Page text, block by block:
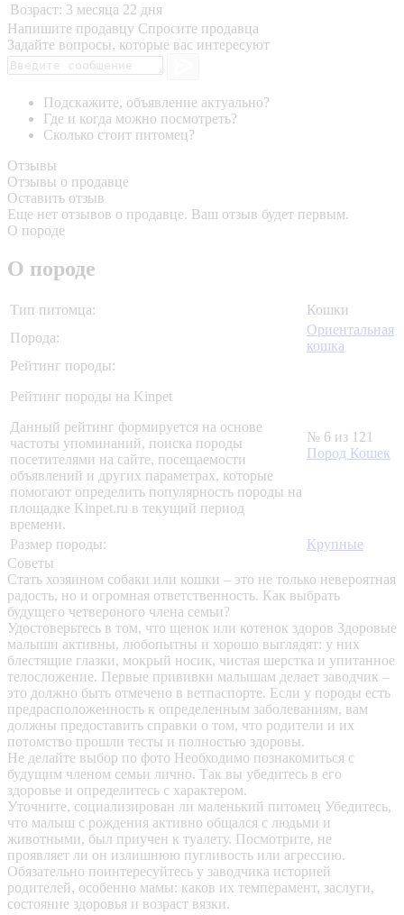
Возраст: 3 месяца 22 дня
Напишите продавцу Спросите продавца
Задайте вопросы, которые вас интересуют
Подскажите, объявление актуально?
Где и когда можно посмотреть?
Сколько стоит питомец?
Отзывы
Отзывы о продавце
Оставить отзыв
Еще нет отзывов о продавце. Ваш отзыв будет первым.
О породе
О породе
Тип питомца:
Кошки
Порода:
Ориентальная
кошка
Рейтинг породы:
Рейтинг породы на Kinpet
Данный рейтинг формируется на основе
частоты упоминаний, поиска породы
посетителями на сайте, посещаемости
объявлений и других параметрах, которые
помогают определить популярность породы на
площадке Kinpet.ru в текущий период
времени.
№ 6 из 121
Пород Кошек
Размер породы:
Крупные
Советы
Стать хозяином собаки или кошки – это не только невероятная
радость, но и огромная ответственность. Как выбрать
будущего четвероного члена семьи?
Удостоверьтесь в том, что щенок или котенок здоров Здоровые
малыши активны, любопытны и хорошо выглядят: у них
блестящие глазки, мокрый носик, чистая шерстка и упитанное
телосложение. Первые прививки малышам делает заводчик –
это должно быть отмечено в ветпаспорте. Если у породы есть
предрасположенность к определенным заболеваниям, вам
должны предоставить справки о том, что родители и их
потомство прошли тесты и полностью здоровы.
Не делайте выбор по фото Необходимо познакомиться с
будущим членом семьи лично. Так вы убедитесь в его
здоровье и определитесь с характером.
Уточните, социализирован ли маленький питомец Убедитесь,
что малыш с рождения активно общался с людьми и
животными, был приучен к туалету. Посмотрите, не
проявляет ли он излишнюю пугливость или агрессию.
Обязательно поинтересуйтесь у заводчика историей
родителей, особенно мамы: каков их темперамент, заслуги,
состояние здоровья и возраст вязки.